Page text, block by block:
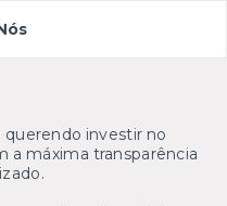
querendo investir no
a máxima transparência